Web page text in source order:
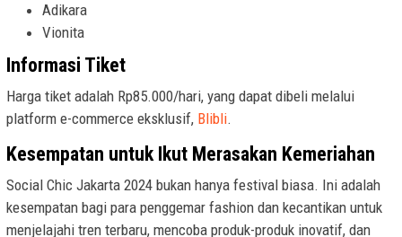
Adikara
Vionita
Informasi Tiket
Harga tiket adalah Rp85.000/hari, yang dapat dibeli melalui
platform e-commerce eksklusif, Blibli.
Kesempatan untuk Ikut Merasakan Kemeriahan
Social Chic Jakarta 2024 bukan hanya festival biasa. Ini adalah
kesempatan bagi para penggemar fashion dan kecantikan untuk
menjelajahi tren terbaru, mencoba produk-produk inovatif, dan